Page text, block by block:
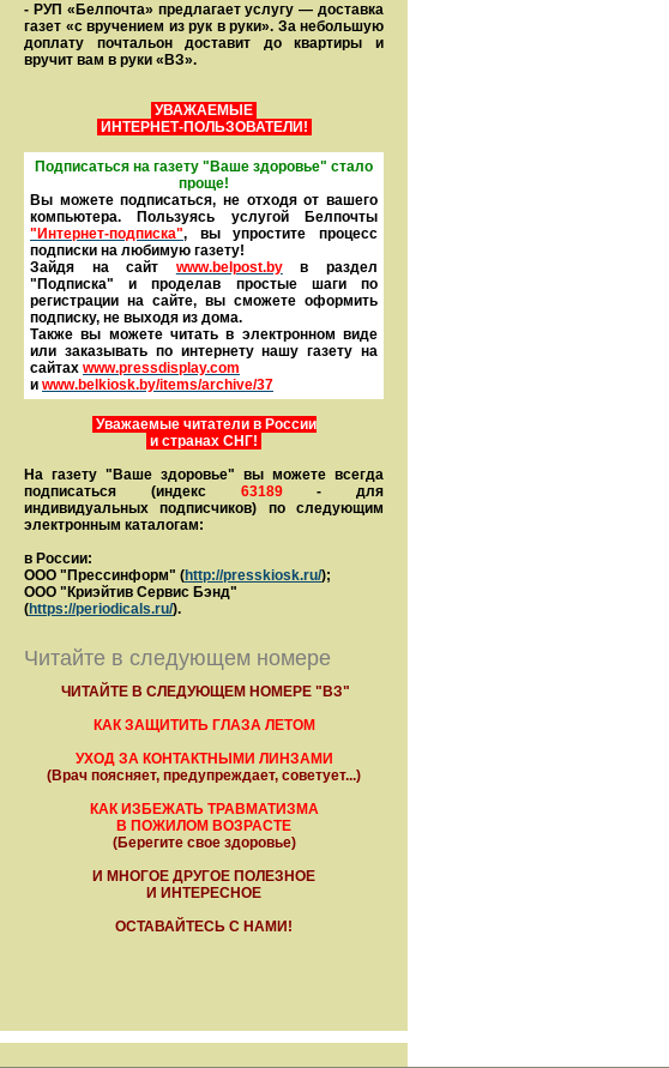
- РУП «Белпочта» предлагает услугу — доставка
газет «с вручением из рук в руки». За небольшую
доплату почтальон доставит до квартиры и
вручит вам в руки «ВЗ».
УВАЖАЕМЫЕ
ИНТЕРНЕТ-ПОЛЬЗОВАТЕЛИ!
Подписаться на газету "Ваше здоровье" стало
проще!
Вы можете подписаться, не отходя от вашего
компьютера. Пользуясь услугой Белпочты
"Интернет-подписка", вы упростите процесс
подписки на любимую газету!
Зайдя на сайт www.belpost.by
в раздел
"Подписка" и проделав простые шаги по
регистрации на сайте, вы сможете оформить
под­писку, не выходя из дома.
Также вы можете читать в элек­тронном виде
или заказывать по интернету нашу газету на
сайтах www.pressdisplay.com
и www.belkiosk.by/items/archive/37
Уважаемые читатели в России
и странах СНГ!
На газету "Ваше здоровье" вы можете всегда
подписаться (индекс 63189- для
индивидуальных подписчиков) по следующим
электронным каталогам:
в России:
ООО "Прессинформ" (http://presskiosk.ru/);
ООО "Криэйтив Сервис Бэнд"
(https://periodicals.ru/).
Читайте в следующем номере
ЧИТАЙТЕ В СЛЕДУЮЩЕМ НОМЕРЕ "ВЗ"
КАК ЗАЩИТИТЬ ГЛАЗА ЛЕТОМ
УХОД ЗА КОНТАКТНЫМИ ЛИНЗАМИ
(Врач поясняет, предупреждает, советует...)
КАК ИЗБЕЖАТЬ ТРАВМАТИЗМА
В ПОЖИЛОМ ВОЗРАСТЕ
(Берегите свое здоровье)
И МНОГОЕ ДРУГОЕ ПОЛЕЗНОЕ
И ИНТЕРЕСНОЕ
ОСТАВАЙТЕСЬ С НАМИ!